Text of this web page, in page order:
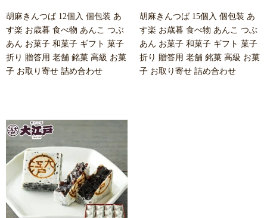
胡麻きんつば 12個入 個包装 あ
す楽 お歳暮 食べ物 あんこ つぶ
あん お菓子 和菓子 ギフト 菓子
折り 贈答用 老舗 銘菓 高級 お菓
子 お取り寄せ 詰め合わせ
胡麻きんつば 15個入 個包装 あ
す楽 お歳暮 食べ物 あんこ つぶ
あん お菓子 和菓子 ギフト 菓子
折り 贈答用 老舗 銘菓 高級 お菓
子 お取り寄せ 詰め合わせ